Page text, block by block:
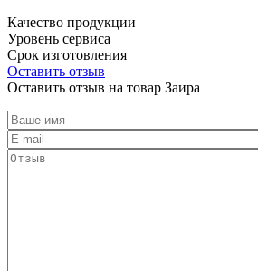
Качество продукции
Уровень сервиса
Срок изготовления
Оставить отзыв
Оставить отзыв на товар Заира